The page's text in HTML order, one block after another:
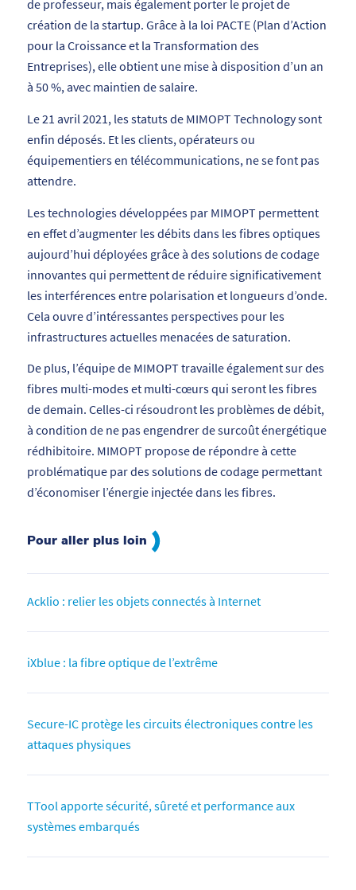
de professeur, mais également porter le projet de
création de la startup. Grâce à la loi PACTE (Plan d’Action
pour la Croissance et la Transformation des
Entreprises), elle obtient une mise à disposition d’un an
à 50 %, avec maintien de salaire.
Le 21 avril 2021, les statuts de MIMOPT Technology sont
enfin déposés. Et les clients, opérateurs ou
équipementiers en télécommunications, ne se font pas
attendre.
Les technologies développées par MIMOPT permettent
en effet d’augmenter les débits dans les fibres optiques
aujourd’hui déployées grâce à des solutions de codage
innovantes qui permettent de réduire significativement
les interférences entre polarisation et longueurs d’onde.
Cela ouvre d’intéressantes perspectives pour les
infrastructures actuelles menacées de saturation.
De plus, l’équipe de MIMOPT travaille également sur des
fibres multi-modes et multi-cœurs qui seront les fibres
de demain. Celles-ci résoudront les problèmes de débit,
à condition de ne pas engendrer de surcoût énergétique
rédhibitoire. MIMOPT propose de répondre à cette
problématique par des solutions de codage permettant
d’économiser l’énergie injectée dans les fibres.
Pour aller plus loin
Acklio : relier les objets connectés à Internet
iXblue : la fibre optique de l’extrême
Secure-IC protège les circuits électroniques contre les
attaques physiques
TTool apporte sécurité, sûreté et performance aux
systèmes embarqués